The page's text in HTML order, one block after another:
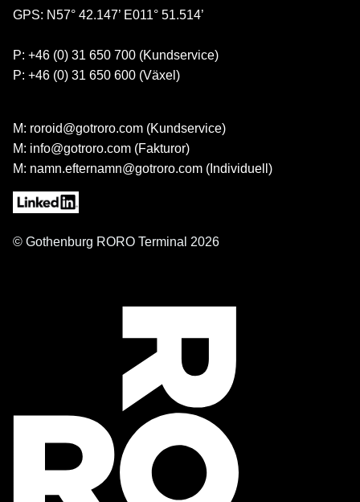
GPS: N57° 42.147’ E011° 51.514’
P: +46 (0) 31 650 700 (Kundservice)
P: +46 (0) 31 650 600 (Växel)
M: roroid@gotroro.com (Kundservice)
M: info@gotroro.com (Fakturor)
M: namn.efternamn@gotroro.com (Individuell)
© Gothenburg RORO Terminal 2026